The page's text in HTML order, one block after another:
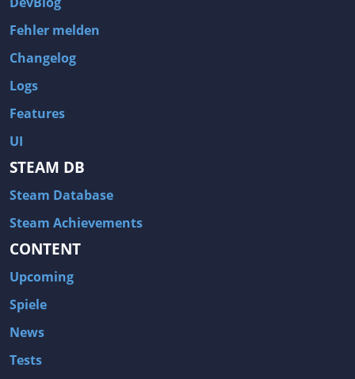
Fehler melden
Changelog
Logs
Features
UI
STEAM DB
Steam Database
Steam Achievements
CONTENT
Upcoming
Spiele
News
Tests